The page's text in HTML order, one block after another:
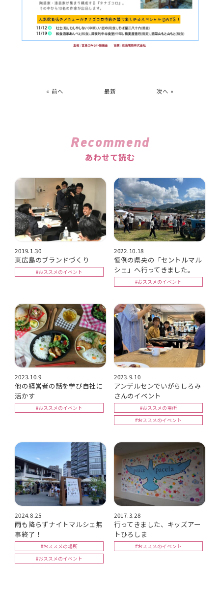
« 前へ 最新 次へ »
Recommend
あわせて読む
2019.1.30
東広島のブランドづくり
#おススメのイベント
2022.10.18
恒例の県央の「セントルマル
シェ」へ行ってきました。
#おススメのイベント
2023.10.9
他の経営者の話を学び自社に
活かす
#おススメのイベント
2023.9.10
アンデルセンでいがらしろみ
さんのイベント
#おススメの場所
#おススメのイベント
2024.8.25
雨も降らずナイトマルシェ無
事終了！
#おススメの場所
#おススメのイベント
2017.3.28
行ってきました、キッズアー
トひろしま
#おススメのイベント